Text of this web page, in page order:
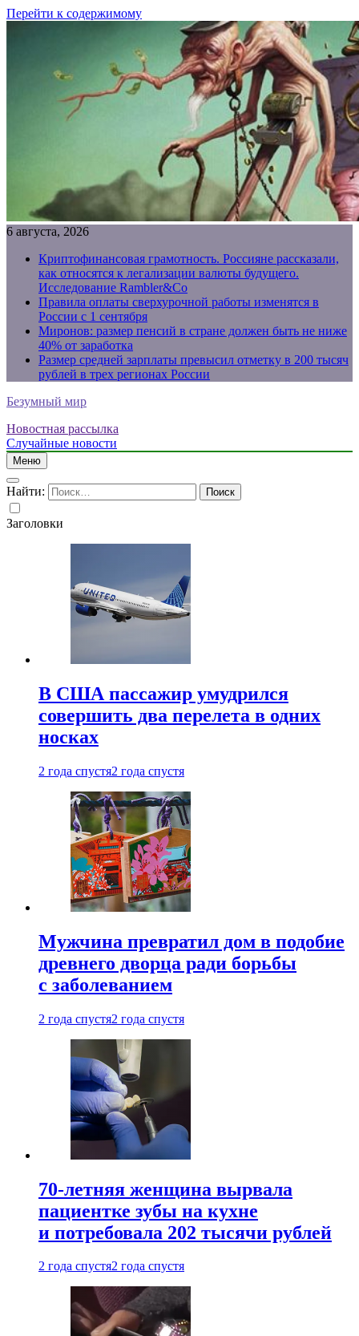
Перейти к содержимому
6 августа, 2026
Криптофинансовая грамотность. Россияне рассказали,
как относятся к легализации валюты будущего.
Исследование Rambler&Co
Правила оплаты сверхурочной работы изменятся в
России с 1 сентября
Миронов: размер пенсий в стране должен быть не ниже
40% от заработка
Размер средней зарплаты превысил отметку в 200 тысяч
рублей в трех регионах России
Безумный мир
Новостная рассылка
Случайные новости
Меню
Найти:
Заголовки
В США пассажир умудрился
совершить два перелета в одних
носках
2 года спустя2 года спустя
Мужчина превратил дом в подобие
древнего дворца ради борьбы
с заболеванием
2 года спустя2 года спустя
70-летняя женщина вырвала
пациентке зубы на кухне
и потребовала 202 тысячи рублей
2 года спустя2 года спустя